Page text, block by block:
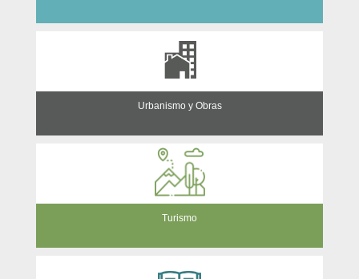
Urbanismo y Obras
Turismo